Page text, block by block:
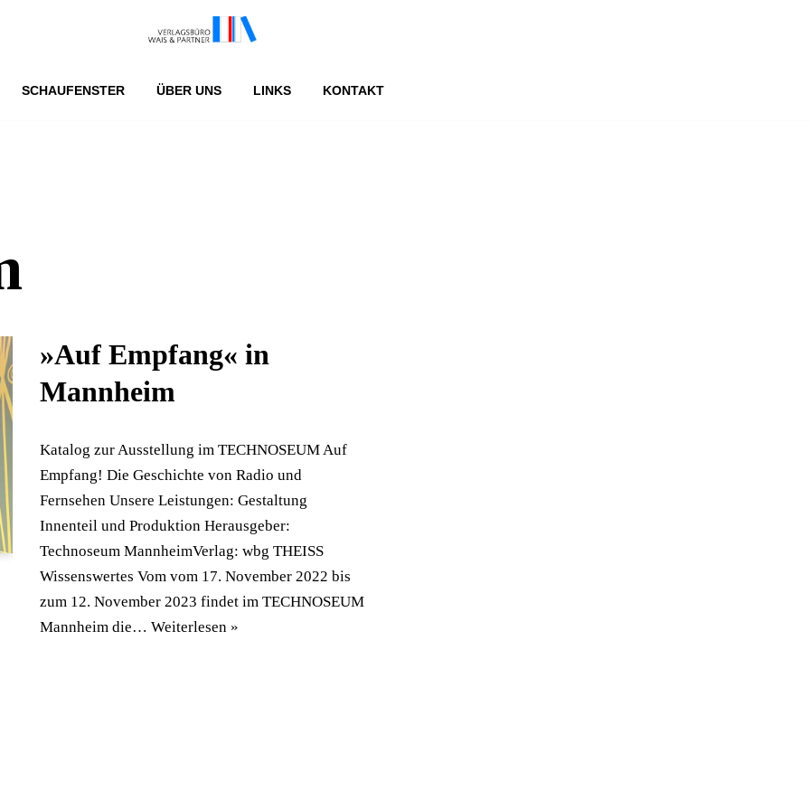
SCHAUFENSTER ÜBER UNS LINKS KONTAKT
»Auf Empfang« in
Mannheim
Katalog zur Ausstellung im TECHNOSEUM Auf
Empfang! Die Geschichte von Radio und
Fernsehen Unsere Leistungen: Gestaltung
Innenteil und Produktion Herausgeber:
Technoseum MannheimVerlag: wbg THEISS
Wissenswertes Vom vom 17. November 2022 bis
zum 12. November 2023 findet im TECHNOSEUM
Mannheim die… Weiterlesen »